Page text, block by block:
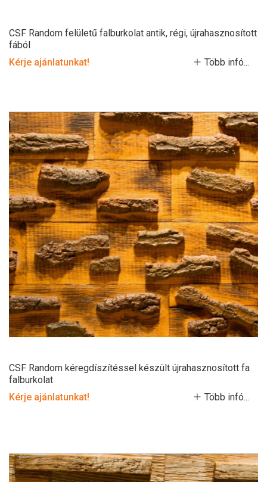
CSF Random felületű falburkolat antik, régi, újrahasznosított
fából
Kérje ajánlatunkat!
Több infó...
CSF Random kéregdíszítéssel készült újrahasznosított fa
falburkolat
Kérje ajánlatunkat!
Több infó...